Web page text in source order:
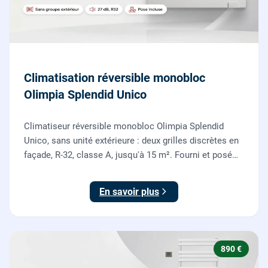
Climatisation réversible monobloc
Olimpia Splendid Unico
Climatiseur réversible monobloc Olimpia Splendid
Unico, sans unité extérieure : deux grilles discrètes en
façade, R-32, classe A, jusqu'à 15 m². Fourni et posé
En savoir plus
890 €